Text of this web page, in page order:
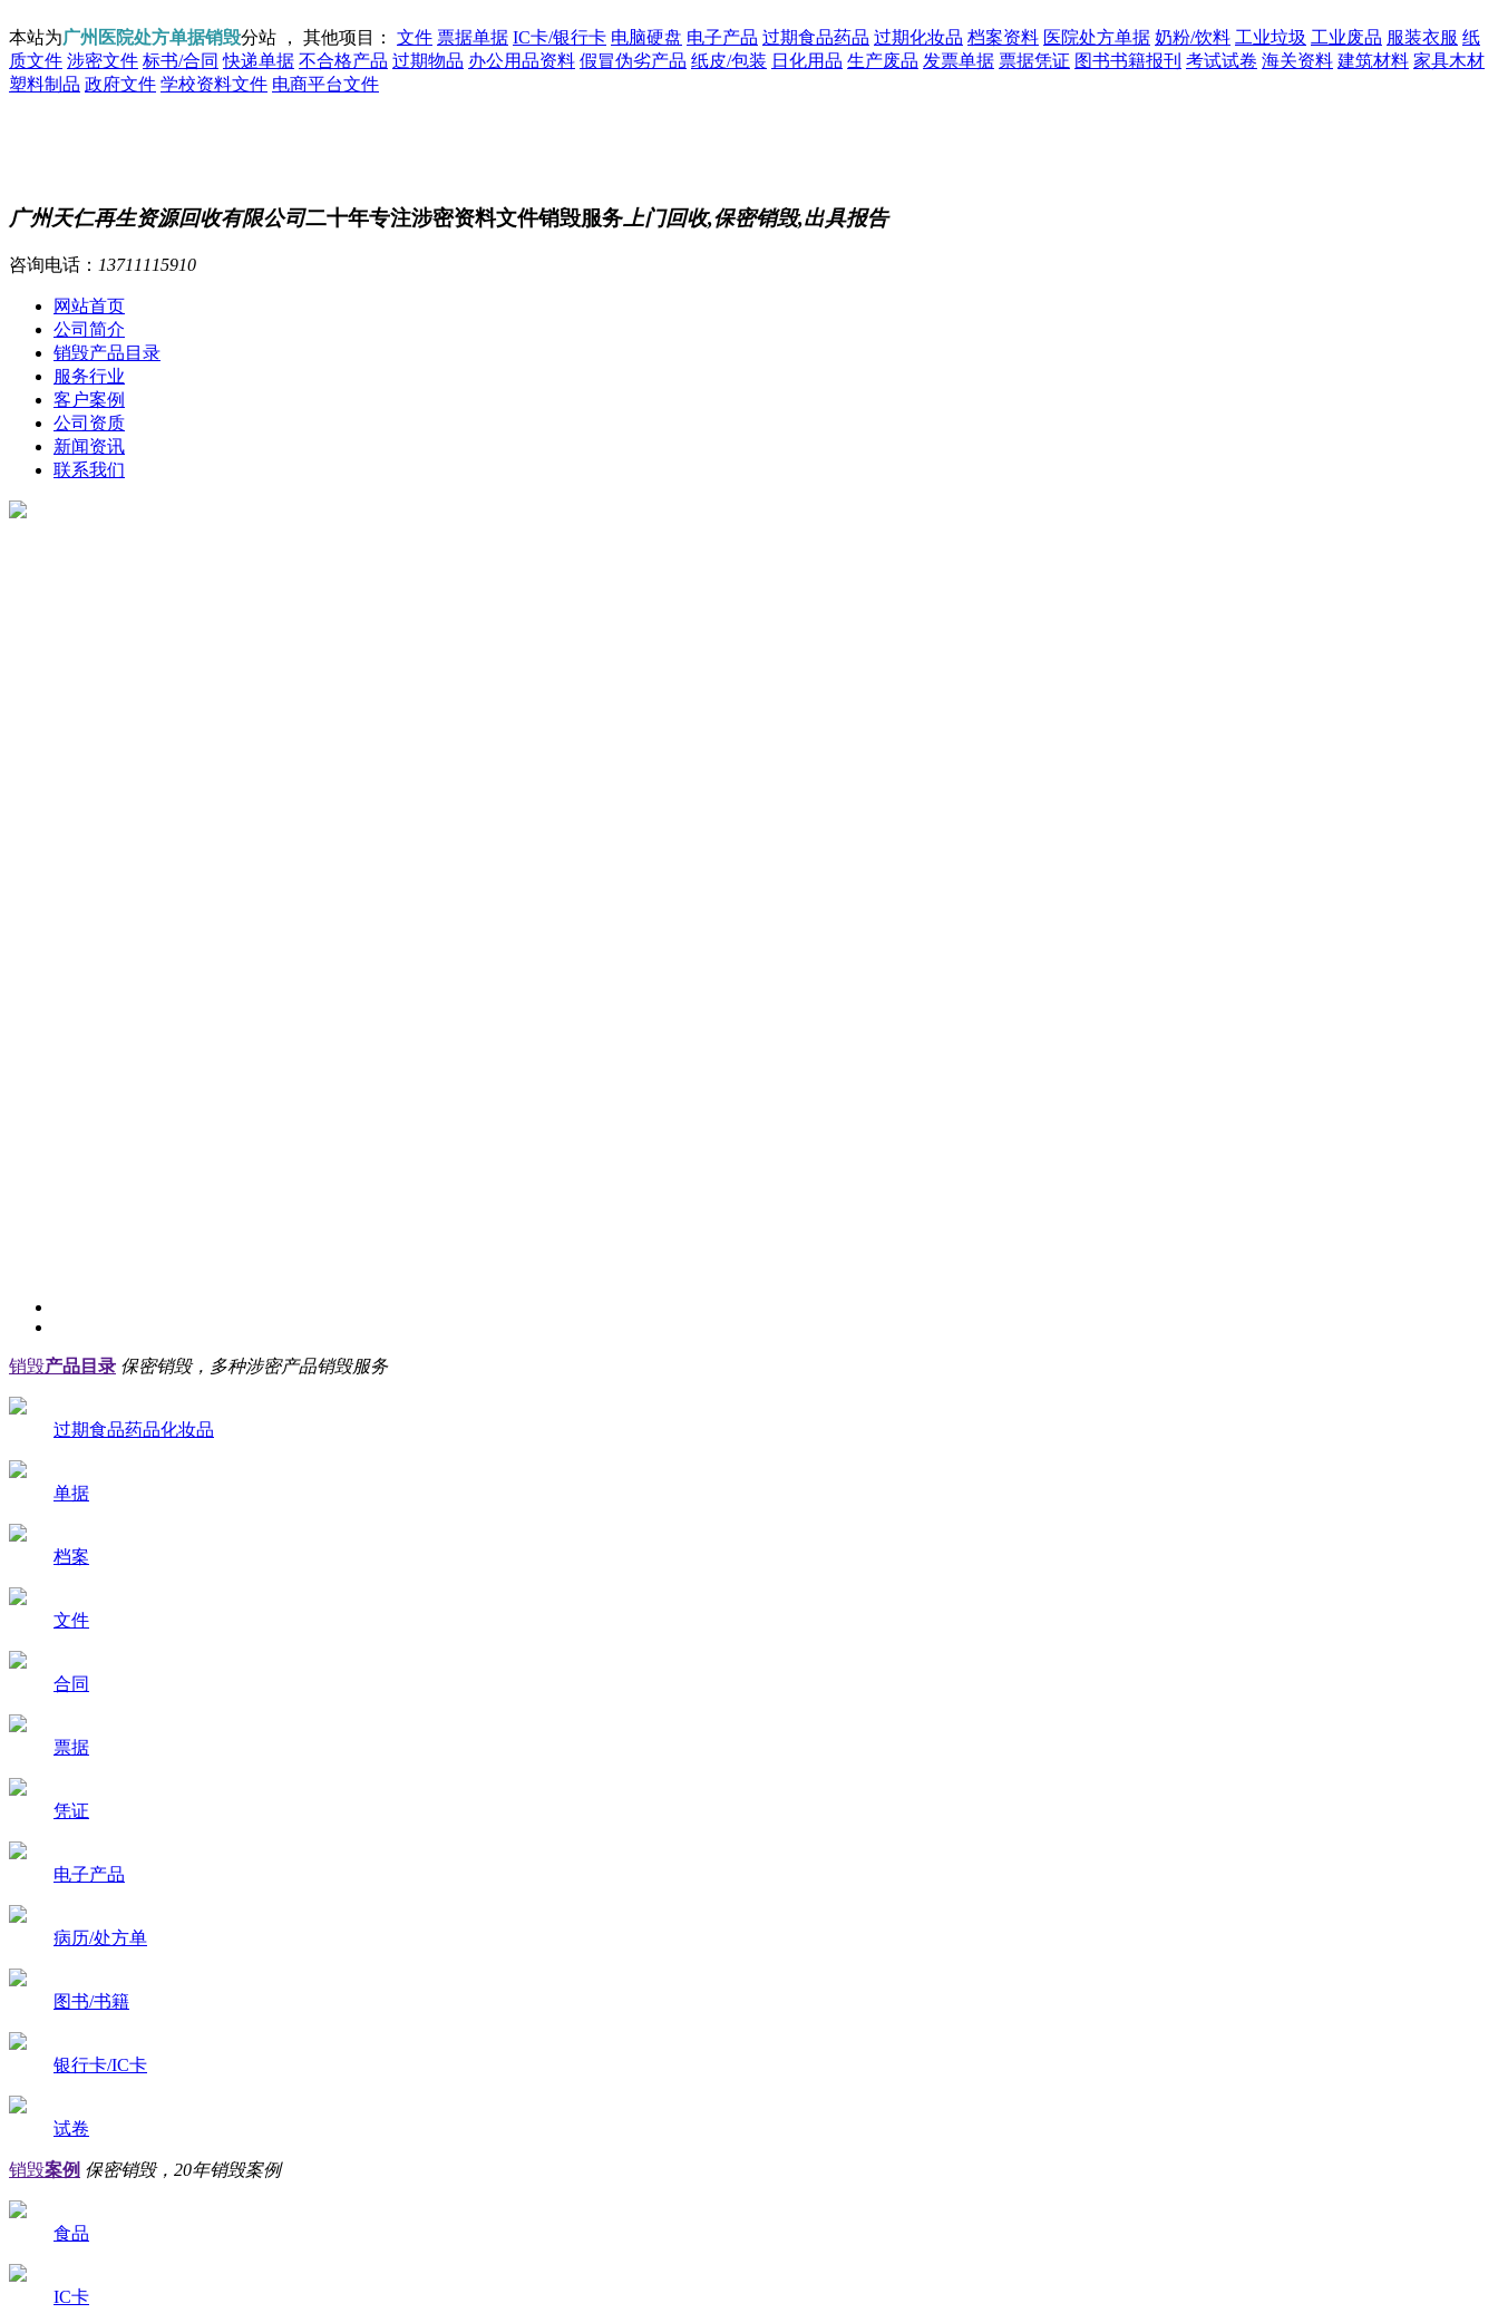
本站为广州医院处方单据销毁分站 ， 其他项目： 文件 票据单据 IC卡/银行卡 电脑硬盘 电子产品 过期食品药品 过期化妆品 档案资料 医院处方单据 奶粉/饮料 工业垃圾 工业废品 服装衣服 纸
质文件 涉密文件 标书/合同 快递单据 不合格产品 过期物品 办公用品资料 假冒伪劣产品 纸皮/包装 日化用品 生产废品 发票单据 票据凭证 图书书籍报刊 考试试卷 海关资料 建筑材料 家具木材
塑料制品 政府文件 学校资料文件 电商平台文件
广州天仁再生资源回收有限公司二十年专注涉密资料文件销毁服务 上门回收,保密销毁,出具报告
咨询电话： 13711115910
网站首页
公司简介
销毁产品目录
服务行业
客户案例
公司资质
新闻资讯
联系我们
销毁产品目录 保密销毁，多种涉密产品销毁服务
过期食品药品化妆品
单据
档案
文件
合同
票据
凭证
电子产品
病历/处方单
图书/书籍
银行卡/IC卡
试卷
销毁案例 保密销毁，20年销毁案例
食品
IC卡